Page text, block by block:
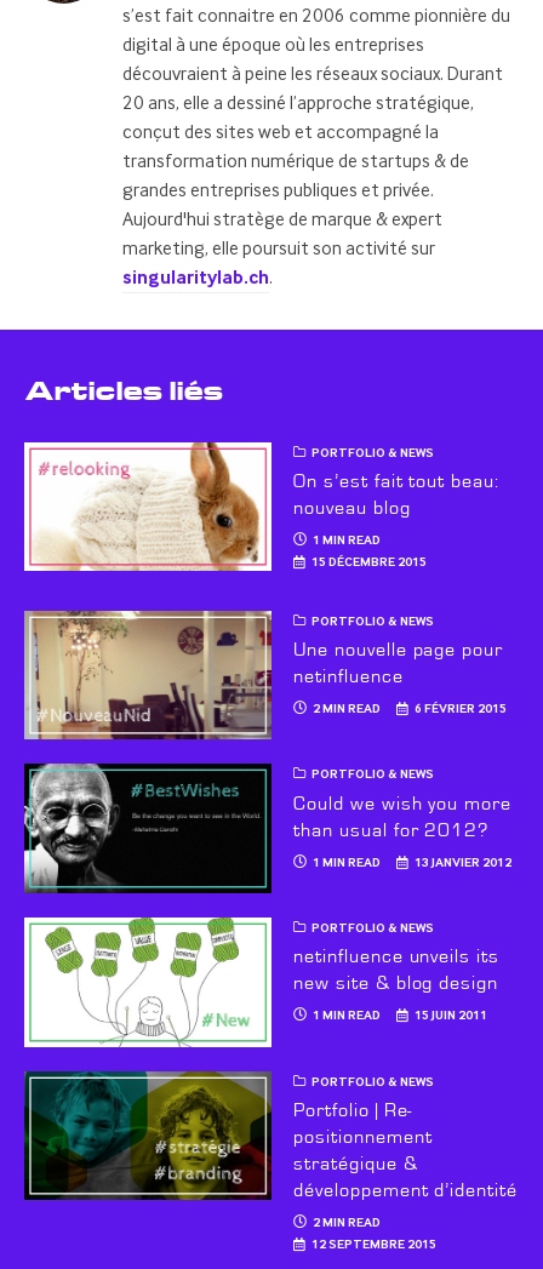
s’est fait connaitre en 2006 comme pionnière du
digital à une époque où les entreprises
découvraient à peine les réseaux sociaux. Durant
20 ans, elle a dessiné l’approche stratégique,
conçut des sites web et accompagné la
transformation numérique de startups & de
grandes entreprises publiques et privée.
Aujourd'hui stratège de marque & expert
marketing, elle poursuit son activité sur
singularitylab.ch.
Articles liés
PORTFOLIO & NEWS
On s’est fait tout beau:
nouveau blog
1 MIN READ
15 DÉCEMBRE 2015
PORTFOLIO & NEWS
Une nouvelle page pour
netinfluence
2 MIN READ 6 FÉVRIER 2015
PORTFOLIO & NEWS
Could we wish you more
than usual for 2012?
1 MIN READ 13 JANVIER 2012
PORTFOLIO & NEWS
netinfluence unveils its
new site & blog design
1 MIN READ 15 JUIN 2011
PORTFOLIO & NEWS
Portfolio | Re-
positionnement
stratégique &
développement d’identité
2 MIN READ
12 SEPTEMBRE 2015